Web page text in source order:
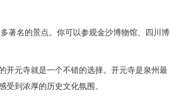
著名的景点。你可以参观金沙博物馆、四川博
开元寺就是一个不错的选择。开元寺是泉州最
到浓厚的历史文化氛围。